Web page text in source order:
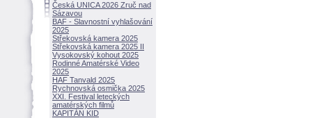
Česká UNICA 2026 Zruč nad
Sázavou
BAF - Slavnostní vyhlašování
2025
Střekovská kamera 2025
Střekovská kamera 2025 II
Vysokovský kohout 2025
Rodinné Amatérské Video
2025
HAF Tanvald 2025
Rychnovská osmička 2025
XXI. Festival leteckých
amatérských filmů
KAPITÁN KID